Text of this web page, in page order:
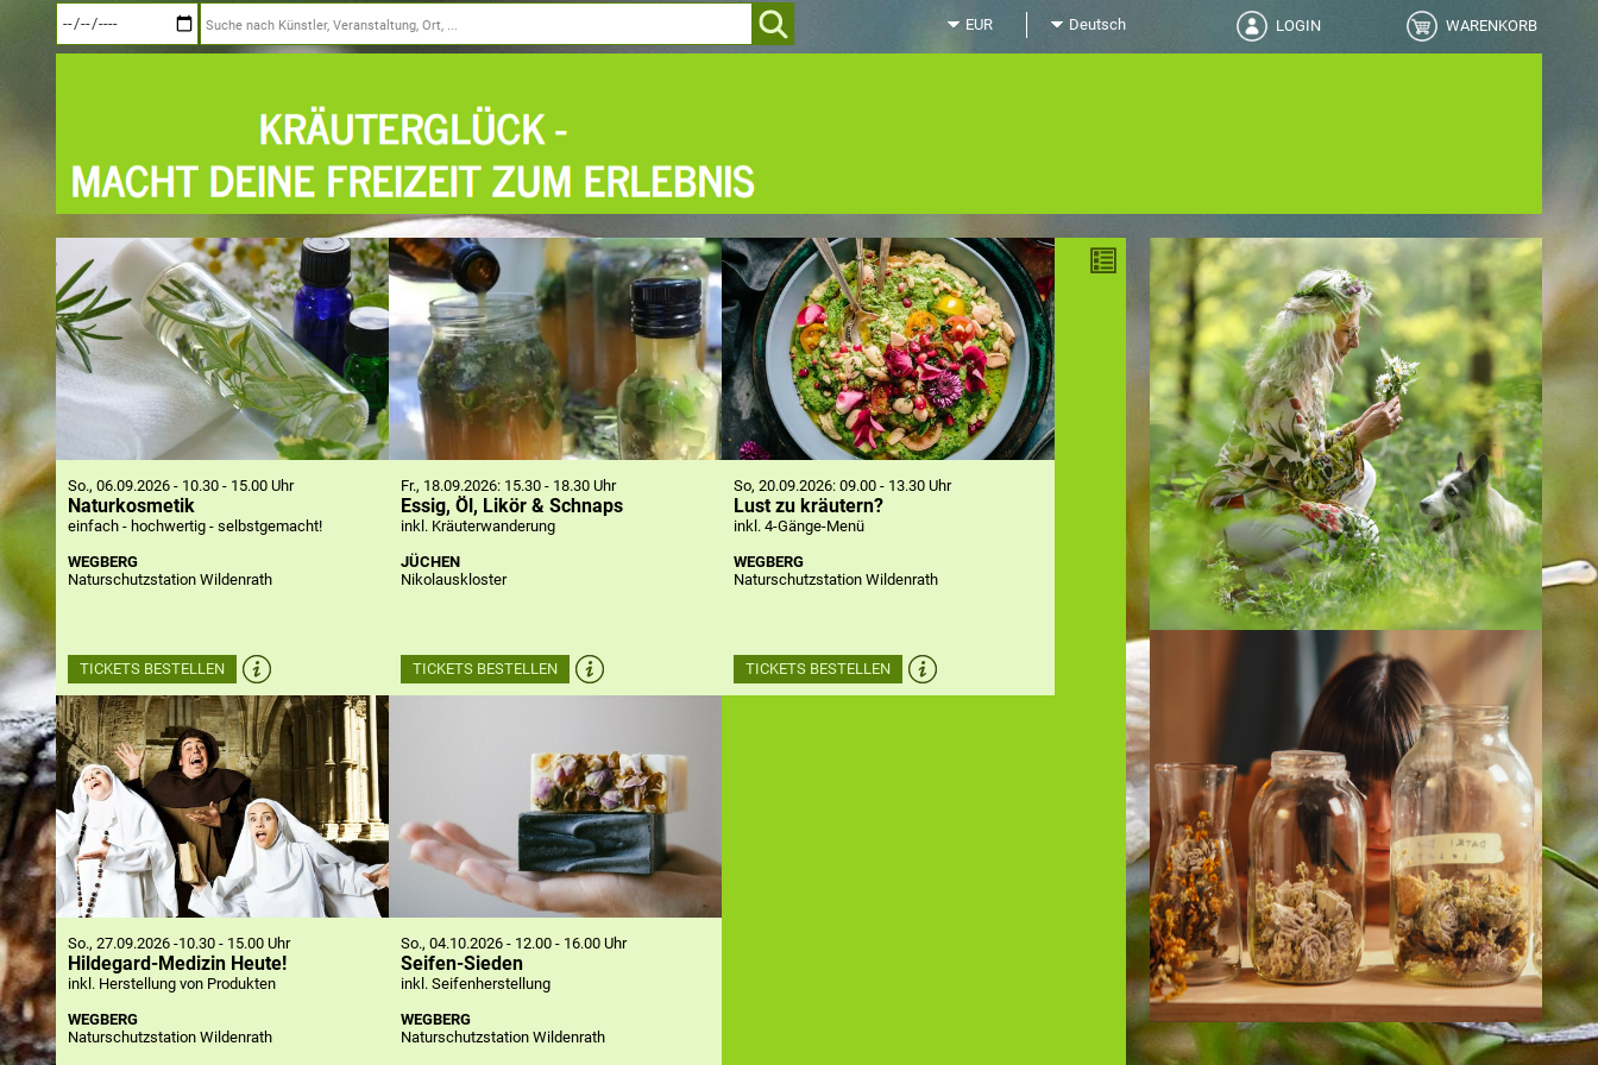
So., 06.09.2026 - 10.30 - 15.00 Uhr
Naturkosmetik
einfach - hochwertig - selbstgemacht!
TICKETS BESTELLEN
WEGBERG
Naturschutzstation Wildenrath
Fr., 18.09.2026: 15.30 - 18.30 Uhr
Essig, Öl, Likör & Schnaps
inkl. Kräuterwanderung
TICKETS BESTELLEN
JÜCHEN
Nikolauskloster
So, 20.09.2026: 09.00 - 13.30 Uhr
Lust zu kräutern?
inkl. 4-Gänge-Menü
TICKETS BESTELLEN
WEGBERG
Naturschutzstation Wildenrath
So., 27.09.2026 -10.30 - 15.00 Uhr
Hildegard-Medizin Heute!
inkl. Herstellung von Produkten
WEGBERG
Naturschutzstation Wildenrath
So., 04.10.2026 - 12.00 - 16.00 Uhr
Seifen-Sieden
inkl. Seifenherstellung
WEGBERG
Naturschutzstation Wildenrath
WARENKORB
LOGIN